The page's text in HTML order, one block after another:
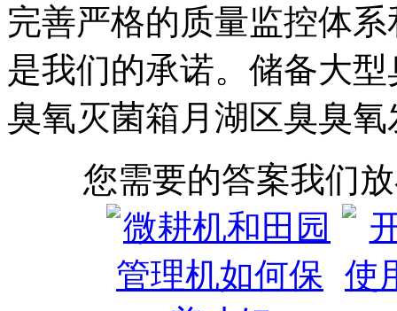
完善严格的质量监控体
是我们的承诺。储备大
臭氧灭菌箱月湖区臭臭
您需要的答案我们